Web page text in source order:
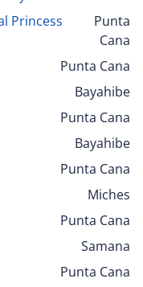
Princess
Punta
Cana
Punta Cana
Bayahibe
Punta Cana
Bayahibe
Punta Cana
Miches
Punta Cana
Samana
Punta Cana